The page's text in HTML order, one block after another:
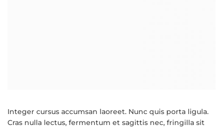
Integer cursus accumsan laoreet. Nunc quis porta ligula.
Cras nulla lectus, fermentum et sagittis nec, fringilla sit